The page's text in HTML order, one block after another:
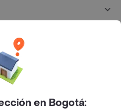
Twitter
Instagram
en Bogotá: